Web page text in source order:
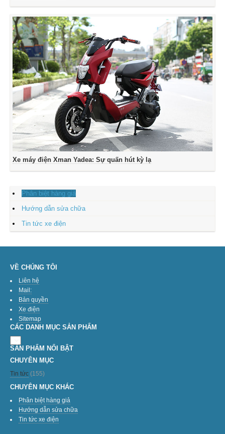
Xe máy điện Xman Yadea: Sự quấn hút kỳ lạ
Phân biệt hàng giả
Hướng dẫn sửa chữa
Tin tức xe điện
VỀ CHÚNG TÔI
Liên hệ
Mail:
Bản quyền
Xe điện
Sitemap
CÁC DANH MỤC SẢN PHẨM
SẢN PHẨM NỔI BẬT
CHUYÊN MỤC
Tin tức (155)
CHUYÊN MỤC KHÁC
Phân biệt hàng giả
Hướng dẫn sửa chữa
Tin tức xe điện